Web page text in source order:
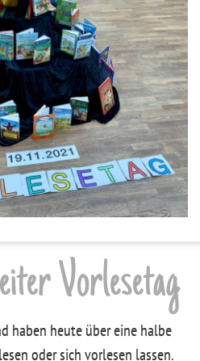
Vorlesetag
haben heute über eine halbe
oder sich vorlesen lassen.